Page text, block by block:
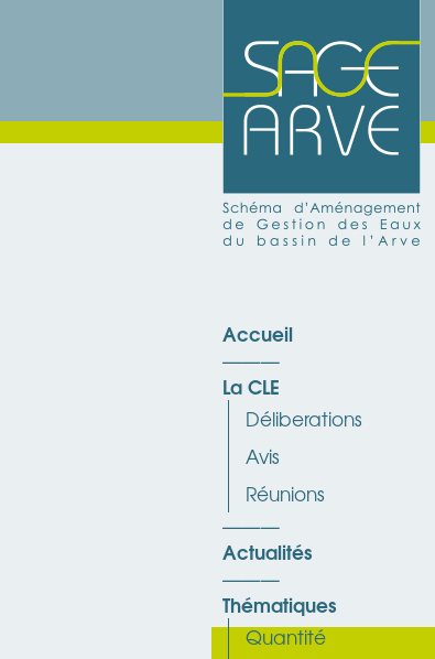
Accueil
La CLE
Déliberations
Avis
Réunions
Actualités
Thématiques
Quantité